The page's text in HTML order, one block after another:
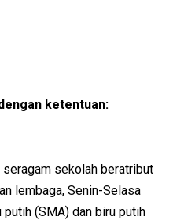
ketentuan:
seragam sekolah beratribut
lembaga, Senin-Selasa
putih (SMA) dan biru putih